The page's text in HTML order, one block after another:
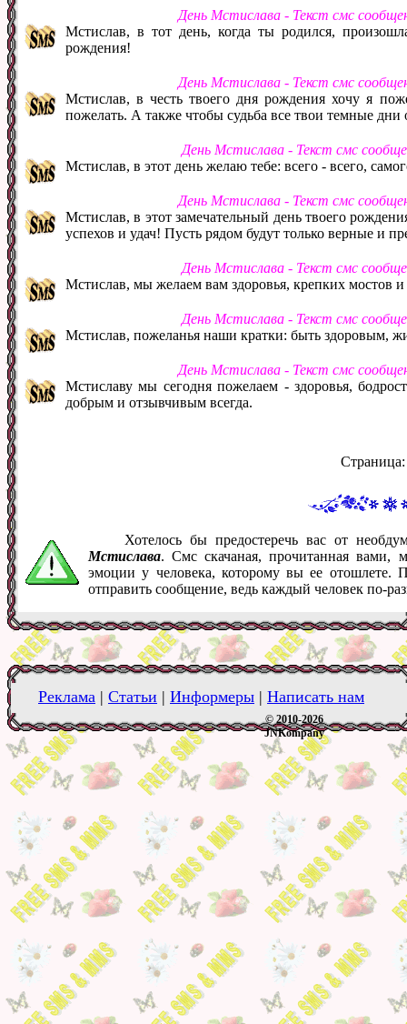
День Мстислава - Текст смс
Мстислав, в тот день, когда ты родился,
рождения!
День Мстислава - Текст смс
Мстислав, в честь твоего дня рождения хочу я
пожелать. А также чтобы судьба все твои темные дни
День Мстислава - Текст смс
Мстислав, в этот день желаю тебе: всего - всего,
День Мстислава - Текст смс
Мстислав, в этот замечательный день твоего
успехов и удач! Пусть рядом будут только верные и
День Мстислава - Текст смс
Мстислав, мы желаем вам здоровья, крепких мостов
День Мстислава - Текст смс
Мстислав, пожеланья наши кратки: быть здоровым,
День Мстислава - Текст смс
Мстиславу мы сегодня пожелаем - здоровья,
добрым и отзывчивым всегда.
Хотелось бы предостеречь вас от
Мстислава. Смс скачаная, прочитанная вами,
эмоции у человека, которому вы ее отошлете.
отправить сообщение, ведь каждый человек по-
Реклама | Статьи | Информеры | Написать нам
© 2010-2026
JNKompany